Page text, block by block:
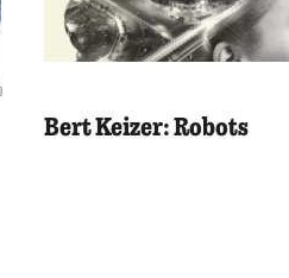
Voor leden
Bert Keizer: Robots